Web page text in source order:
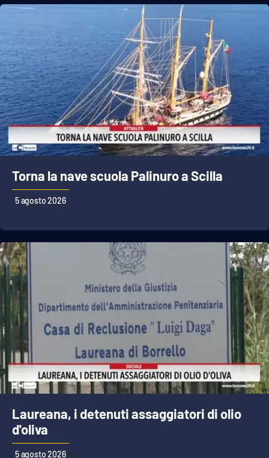
Torna la nave scuola Palinuro a Scilla
5 agosto 2026
Laureana, i detenuti assaggiatori di olio
d'oliva
5 agosto 2026